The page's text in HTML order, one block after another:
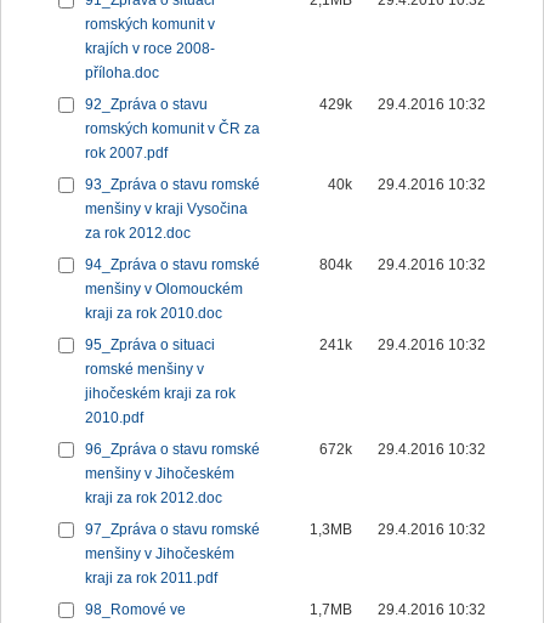
romských komunit v
krajích v roce 2008-
příloha.doc
92_Zpráva o stavu
romských komunit v ČR za
rok 2007.pdf
429k 29.4.2016 10:32
93_Zpráva o stavu romské
menšiny v kraji Vysočina
za rok 2012.doc
40k 29.4.2016 10:32
94_Zpráva o stavu romské
menšiny v Olomouckém
kraji za rok 2010.doc
804k 29.4.2016 10:32
95_Zpráva o situaci
romské menšiny v
jihočeském kraji za rok
2010.pdf
241k 29.4.2016 10:32
96_Zpráva o stavu romské
menšiny v Jihočeském
kraji za rok 2012.doc
672k 29.4.2016 10:32
97_Zpráva o stavu romské
menšiny v Jihočeském
kraji za rok 2011.pdf
1,3MB 29.4.2016 10:32
98_Romové ve
1,7MB 29.4.2016 10:32